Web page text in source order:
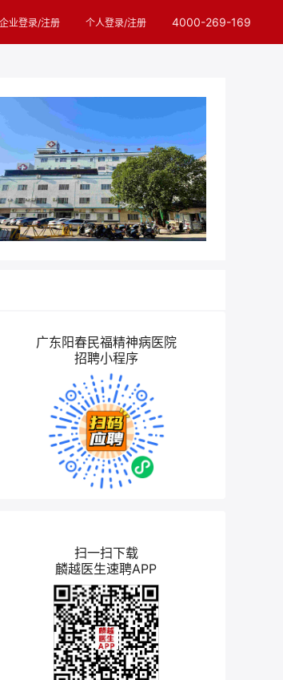
企业登录/注册 个人登录/注册 4000-269-169
广东阳春民福精神病医院
招聘小程序
扫一扫下载
麟越医生速聘APP